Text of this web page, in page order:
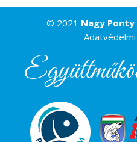
© 2021 Nagy Ponty